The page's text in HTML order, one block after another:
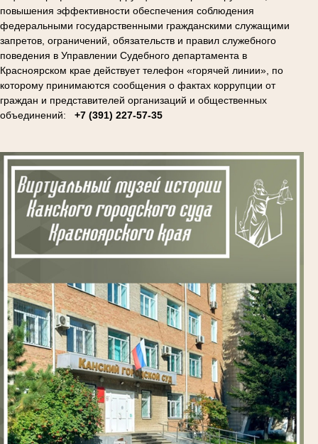
повышения эффективности обеспечения соблюдения
федеральными государственными гражданскими служащими
запретов, ограничений, обязательств и правил служебного
поведения в Управлении Судебного департамента в
Красноярском крае действует телефон «горячей линии», по
которому принимаются сообщения о фактах коррупции от
граждан и представителей организаций и общественных
объединений: +7 (391) 227-57-35